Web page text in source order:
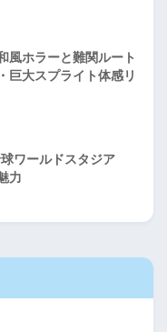
風ホラーと難関ルート
巨大スプライト体感リ
ワールドスタジア
力